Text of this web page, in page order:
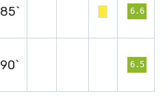
85` 6.6
90` 6.5